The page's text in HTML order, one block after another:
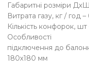
Габаритні розміри
Витрата газу, кг / год –
Кількість конфорок, шт
Особливості
підключення до
180х180 мм